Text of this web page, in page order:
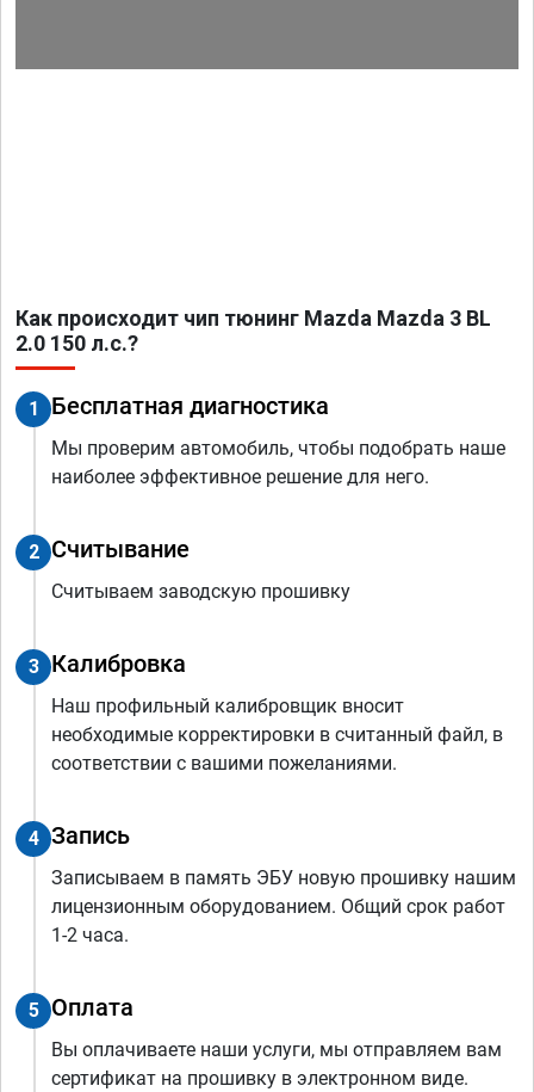
Как происходит чип тюнинг Mazda Mazda 3 BL
2.0 150 л.с.?
1 Бесплатная диагностика
Мы проверим автомобиль, чтобы подобрать наше
наиболее эффективное решение для него.
2 Считывание
Считываем заводскую прошивку
3 Калибровка
Наш профильный калибровщик вносит
необходимые корректировки в считанный файл, в
соответствии с вашими пожеланиями.
4 Запись
Записываем в память ЭБУ новую прошивку нашим
лицензионным оборудованием. Общий срок работ
1-2 часа.
5 Оплата
Вы оплачиваете наши услуги, мы отправляем вам
сертификат на прошивку в электронном виде.